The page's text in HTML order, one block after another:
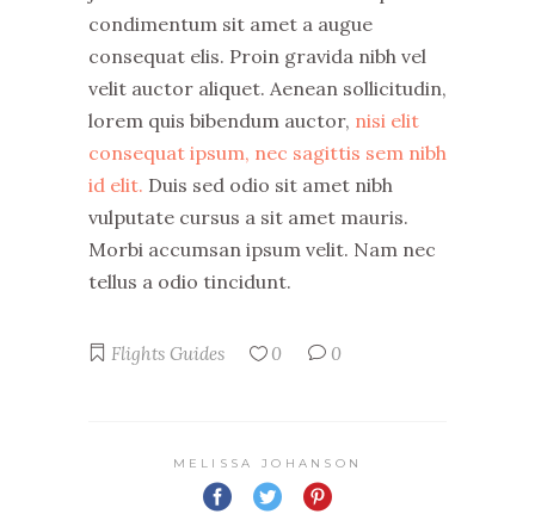
condimentum sit amet a augue
consequat elis. Proin gravida nibh vel
velit auctor aliquet. Aenean sollicitudin,
lorem quis bibendum auctor, nisi elit
consequat ipsum, nec sagittis sem nibh
id elit. Duis sed odio sit amet nibh
vulputate cursus a sit amet mauris.
Morbi accumsan ipsum velit. Nam nec
tellus a odio tincidunt.
Flights Guides 0 0
MELISSA JOHANSON